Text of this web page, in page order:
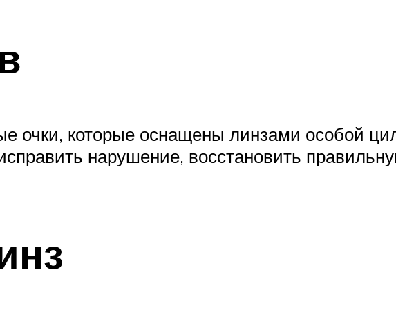
очки, которые оснащены линзами особой
нарушение, восстановить